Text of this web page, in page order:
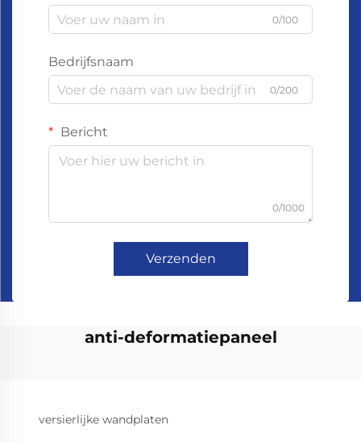
0/100
Bedrijfsnaam
0/200
Bericht
0/1000
Verzenden
anti-deformatiepaneel
versierlijke wandplaten